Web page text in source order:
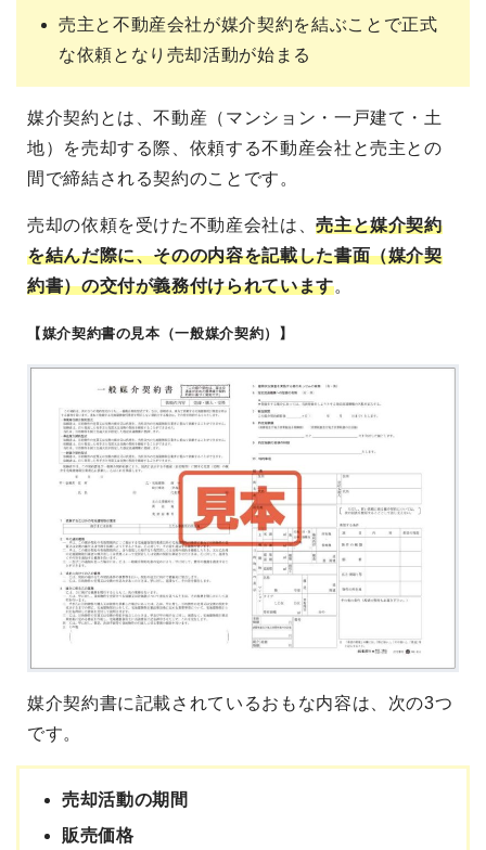
売主と不動産会社が媒介契約を結ぶことで正式
な依頼となり売却活動が始まる
媒介契約とは、不動産（マンション・一戸建て・土
地）を売却する際、依頼する不動産会社と売主との
間で締結される契約のことです。
売却の依頼を受けた不動産会社は、売主と媒介契約
を結んだ際に、そのの内容を記載した書面（媒介契
約書）の交付が義務付けられています。
【媒介契約書の見本（一般媒介契約）】
媒介契約書に記載されているおもな内容は、次の3つ
です。
売却活動の期間
販売価格